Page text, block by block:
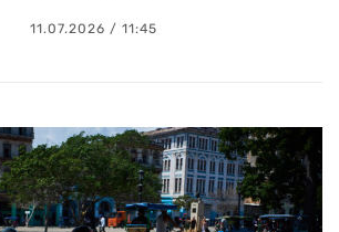
11.07.2026 / 11:45